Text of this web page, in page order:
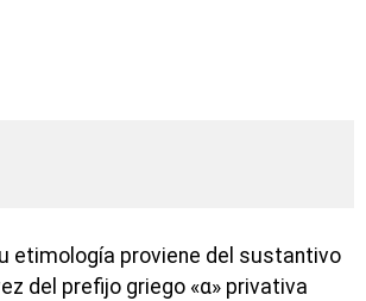
etimología proviene del sustantivo
del prefijo griego «α» privativa